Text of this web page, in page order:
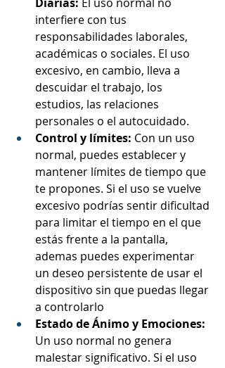
interfiere con tus
responsabilidades laborales,
académicas o sociales. El uso
excesivo, en cambio, lleva a
descuidar el trabajo, los
estudios, las relaciones
personales o el autocuidado.
Control y límites: Con un uso
normal, puedes establecer y
mantener límites de tiempo que
te propones. Si el uso se vuelve
excesivo podrías sentir dificultad
para limitar el tiempo en el que
estás frente a la pantalla,
ademas puedes experimentar
un deseo persistente de usar el
dispositivo sin que puedas llegar
a controlarlo
Estado de Ánimo y Emociones:
Un uso normal no genera
malestar significativo. Si el uso